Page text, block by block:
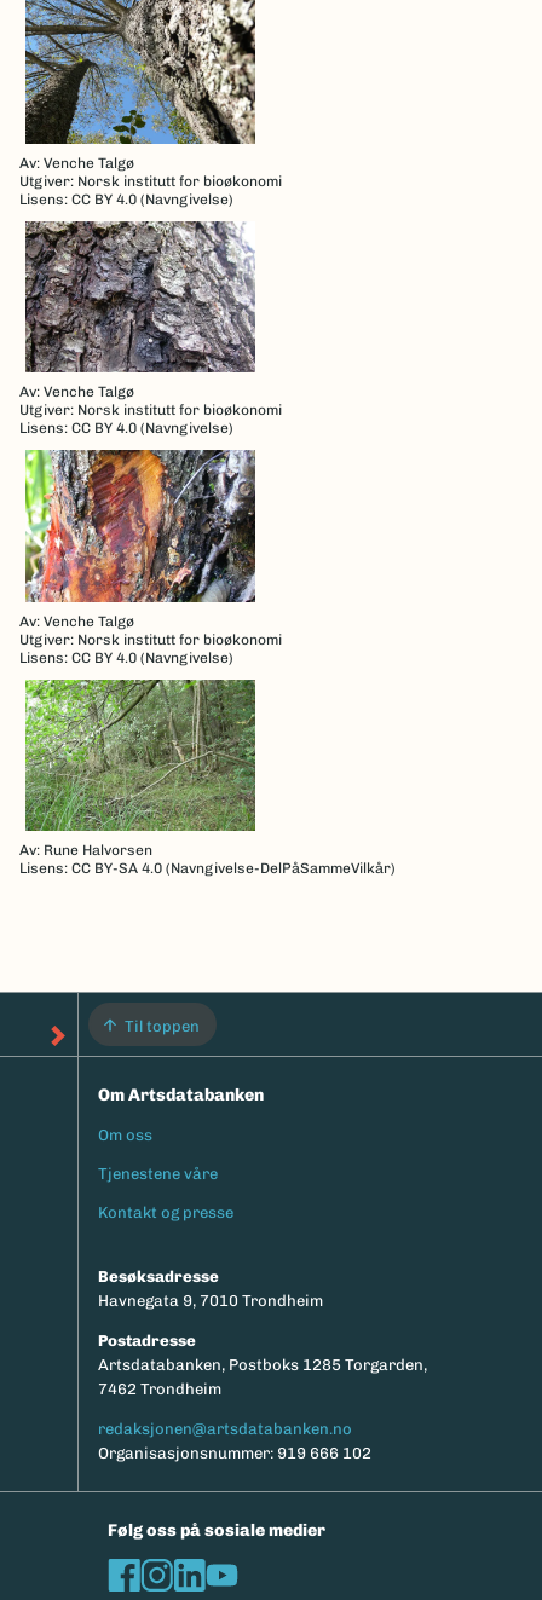
Av: Venche Talgø
Utgiver: Norsk institutt for bioøkonomi
Lisens: CC BY 4.0 (Navngivelse)
Av: Venche Talgø
Utgiver: Norsk institutt for bioøkonomi
Lisens: CC BY 4.0 (Navngivelse)
Av: Venche Talgø
Utgiver: Norsk institutt for bioøkonomi
Lisens: CC BY 4.0 (Navngivelse)
Av: Rune Halvorsen
Lisens: CC BY-SA 4.0 (Navngivelse-DelPåSammeVilkår)
Til toppen
Om Artsdatabanken
Footermeny
Om oss
Tjenestene våre
Kontakt og presse
Besøksadresse
Havnegata 9, 7010 Trondheim
Postadresse
Artsdatabanken, Postboks 1285 Torgarden,
7462 Trondheim
redaksjonen@artsdatabanken.no
Organisasjonsnummer: 919 666 102
Følg oss på sosiale medier